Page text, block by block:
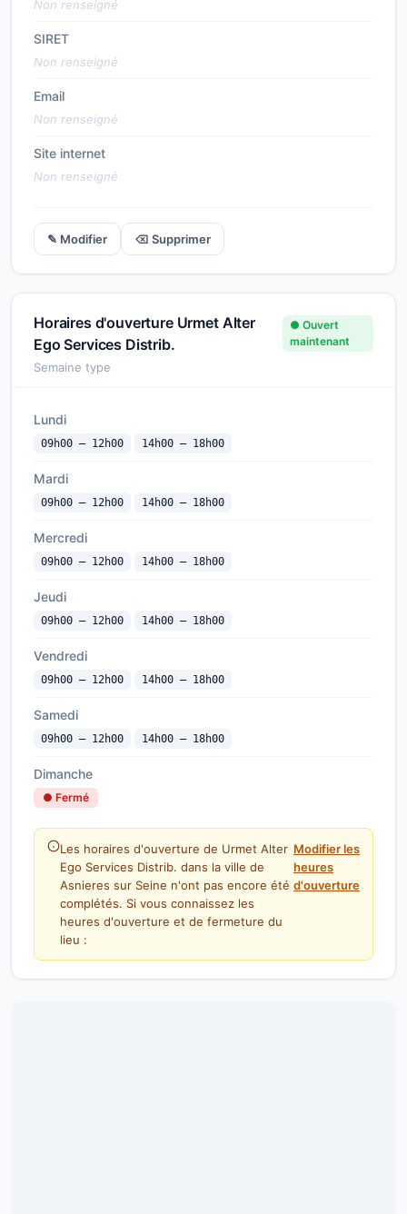
Non renseigné
SIRET
Non renseigné
Email
Non renseigné
Site internet
Non renseigné
✎ Modifier ⌫ Supprimer
Horaires d'ouverture Urmet Alter
Ego Services Distrib.
● Ouvert
maintenant
Semaine type
Lundi
09h00 — 12h00 14h00 — 18h00
Mardi
09h00 — 12h00 14h00 — 18h00
Mercredi
09h00 — 12h00 14h00 — 18h00
Jeudi
09h00 — 12h00 14h00 — 18h00
Vendredi
09h00 — 12h00 14h00 — 18h00
Samedi
09h00 — 12h00 14h00 — 18h00
Dimanche
● Fermé
Les horaires d'ouverture de Urmet Alter
Ego Services Distrib. dans la ville de
Asnieres sur Seine n'ont pas encore été
complétés. Si vous connaissez les
heures d'ouverture et de fermeture du
lieu :
Modifier les
heures
d'ouverture